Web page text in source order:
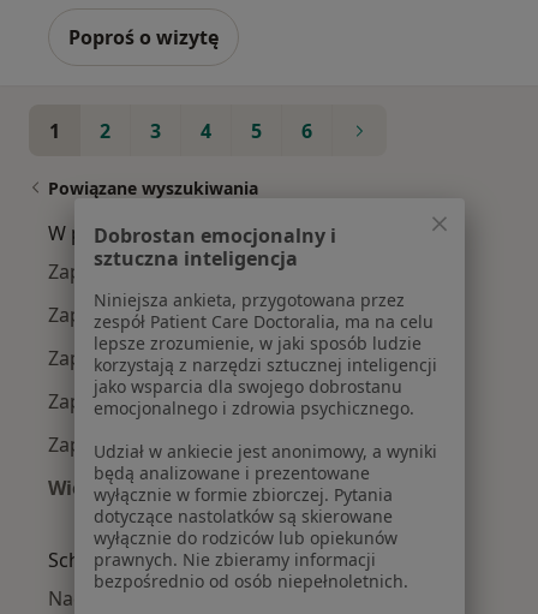
Poproś o wizytę
1 2 3 4 5 6
Powiązane wyszukiwania
W pobliżu Gdańska
Zapalenie oskrzeli w Gdyni
Zapalenie oskrzeli w Pruszczu Gdańskim
Zapalenie oskrzeli w Wejherowie
Zapalenie oskrzeli w Sopocie
Zapalenie oskrzeli w Starogardzie Gdańskim
Więcej (8)
Więcej w kategorii: W pobliżu Gdańska
Schorzenia w Gdańsku
Nadciśnienie tętnicze w Gdańsku
Dobrostan emocjonalny i
sztuczna inteligencja
Niniejsza ankieta, przygotowana przez
zespół Patient Care Doctoralia, ma na celu
lepsze zrozumienie, w jaki sposób ludzie
korzystają z narzędzi sztucznej inteligencji
jako wsparcia dla swojego dobrostanu
emocjonalnego i zdrowia psychicznego.
Udział w ankiecie jest anonimowy, a wyniki
będą analizowane i prezentowane
wyłącznie w formie zbiorczej. Pytania
dotyczące nastolatków są skierowane
wyłącznie do rodziców lub opiekunów
prawnych. Nie zbieramy informacji
bezpośrednio od osób niepełnoletnich.